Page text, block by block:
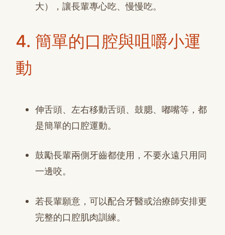
大），讓長輩專心吃、慢慢吃。
4. 簡單的口腔與咀嚼小運
動
伸舌頭、左右移動舌頭、鼓腮、嘟嘴等，都
是簡單的口腔運動。
鼓勵長輩兩側牙齒都使用，不要永遠只用同
一邊咬。
若長輩願意，可以配合牙醫或治療師安排更
完整的口腔肌肉訓練。